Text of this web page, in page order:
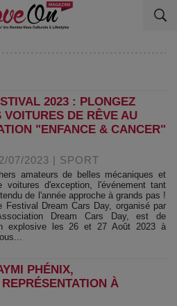
2023 : PLONGEZ
DE RÊVE AU
"ENFANCE & CANCER"
07/2023 | SPORT
amateurs de belles mécaniques et
voitures d'exception, l'événement tant
de l'année approche à grands pas !
Festival Dream Cars Day, organisé par
Dream Cars Day, est de
explosive les 26 et 27 Août 2023 à
PHÉNIX,
À